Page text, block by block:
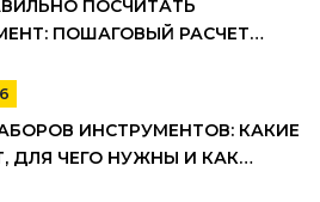
ПОСЧИТАТЬ
ПОШАГОВЫЙ РАСЧЕТ
ИНСТРУМЕНТОВ: КАКИЕ
ДЛЯ ЧЕГО НУЖНЫ И КАК